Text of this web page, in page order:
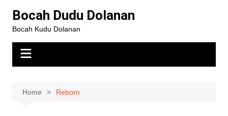
Bocah Dudu Dolanan
Bocah Kudu Dolanan
Home Reborn